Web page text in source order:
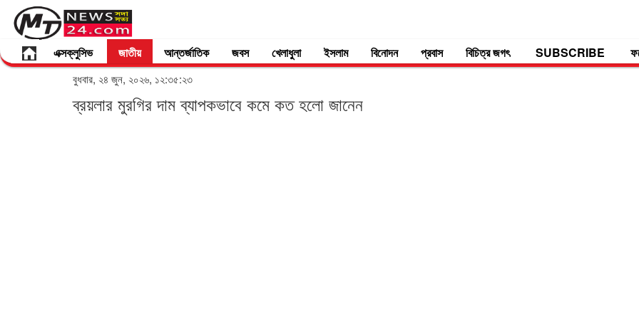
এক্সক্লুসিভ জাতীয় আন্তর্জাতিক জবস খেলাধুলা ইসলাম বিনোদন প্রবাস বিচিত্র জগৎ SUBSCRIBE
বুধবার, ২৪ জুন, ২০২৬, ১২:৩৫:২৩
ব্রয়লার মুরগির দাম ব্যাপকভাবে কমে কত হলো জানেন